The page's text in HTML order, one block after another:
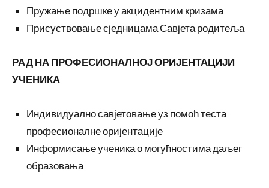
Пружање подршке у акцидентним кризама
Присуствовање сједницама Савјета родитеља
РАД НА ПРОФЕСИОНАЛНОЈ ОРИЈЕНТАЦИЈИ
УЧЕНИКА
Индивидуално савјетовање уз помоћ теста
професионалне оријентације
Информисање ученика о могућностима даљег
образовања